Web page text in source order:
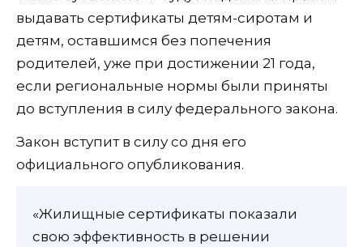
выдавать сертификаты детям-сиротам и
детям, оставшимся без попечения
родителей, уже при достижении 21 года,
если региональные нормы были приняты
до вступления в силу федерального закона.
Закон вступит в силу со дня его
официального опубликования.
«Жилищные сертификаты показали
свою эффективность в решении